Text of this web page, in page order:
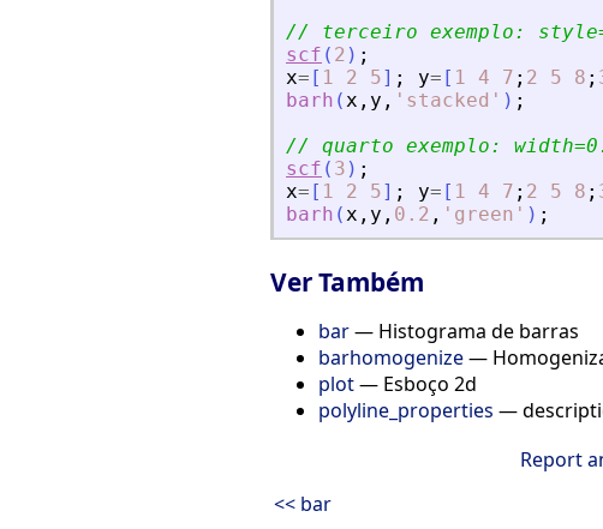
// terceiro exemplo:
scf ( 2 ) ;
x= [ 1 2 5] ; y= [ 1 4 7 ; 2 5 8 ;
barh (x , y , ' stacked ' ) ;
// quarto exemplo:
scf ( 3 ) ;
x= [ 1 2 5] ; y= [ 1 4 7 ; 2 5 8 ;
barh (x , y , 0.2 , ' green ' ) ;
Ver Também
bar— Histograma de barras
barhomogenize—
plot— Esboço 2d
polyline_properties —
Report
<< bar